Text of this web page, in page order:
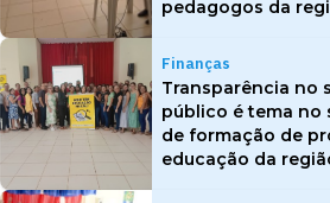
pedagogos da
Finanças
Transparência no
público é tema no
de formação de
educação da